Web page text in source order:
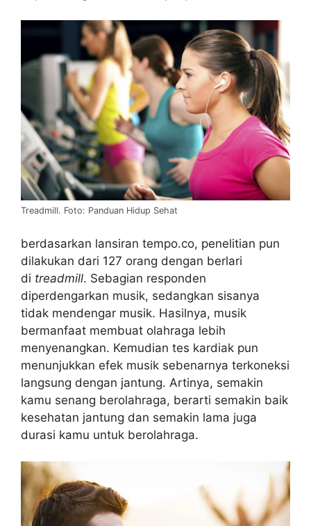
Treadmill. Foto: Panduan Hidup Sehat
berdasarkan lansiran tempo.co, penelitian pun
dilakukan dari 127 orang dengan berlari
di treadmill. Sebagian responden
diperdengarkan musik, sedangkan sisanya
tidak mendengar musik. Hasilnya, musik
bermanfaat membuat olahraga lebih
menyenangkan. Kemudian tes kardiak pun
menunjukkan efek musik sebenarnya terkoneksi
langsung dengan jantung. Artinya, semakin
kamu senang berolahraga, berarti semakin baik
kesehatan jantung dan semakin lama juga
durasi kamu untuk berolahraga.